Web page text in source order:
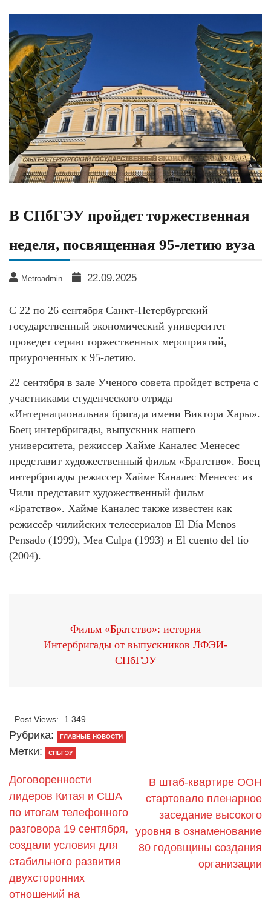
В СПбГЭУ пройдет торжественная
неделя, посвященная 95-летию вуза
Metroadmin 22.09.2025
C 22 по 26 сентября Санкт-Петербургский
государственный экономический университет
проведет серию торжественных мероприятий,
приуроченных к 95-летию.
22 сентября в зале Ученого совета пройдет встреча с
участниками студенческого отряда
«Интернациональная бригада имени Виктора Хары».
Боец интербригады, выпускник нашего
университета, режиссер Хайме Каналес Менесес
представит художественный фильм «Братство». Боец
интербригады режиссер Хайме Каналес Менесес из
Чили представит художественный фильм
«Братство». Хайме Каналес также известен как
режиссёр чилийских телесериалов El Día Menos
Pensado (1999), Mea Culpa (1993) и El cuento del tío
(2004).
Фильм «Братство»: история
Интербригады от выпускников ЛФЭИ-
СПбГЭУ
Post Views: 1 349
Рубрика: ГЛАВНЫЕ НОВОСТИ
Метки: СПБГЭУ
Договоренности
лидеров Китая и США
по итогам телефонного
разговора 19 сентября,
создали условия для
стабильного развития
двухсторонних
отношений на
В штаб-квартире ООН
стартовало пленарное
заседание высокого
уровня в ознаменование
80 годовщины создания
организации